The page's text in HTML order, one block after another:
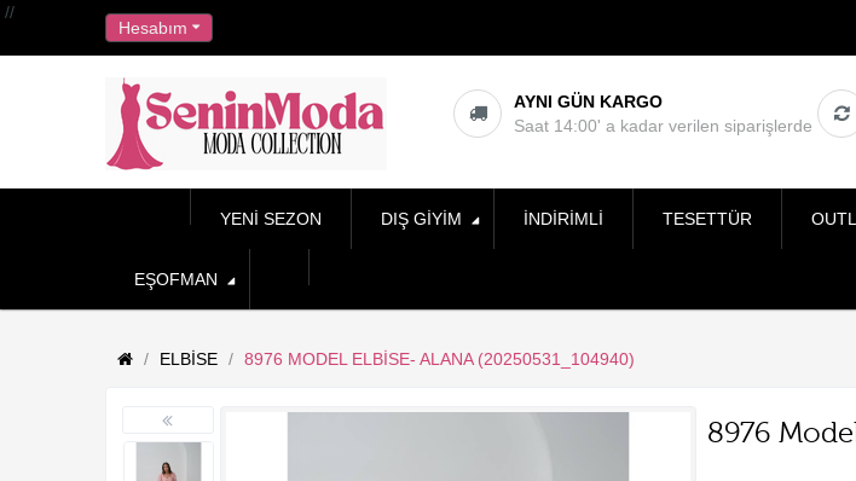
//
Hesabım
AYNI GÜN KARGO
Saat 14:00' a kadar verilen siparişlerde
YENI SEZON DIŞ GIYIM İNDIRIMLI TESETTÜR
EŞOFMAN
ELBISE 8976 MODEL ELBISE- ALANA (20250531_104940)
8976